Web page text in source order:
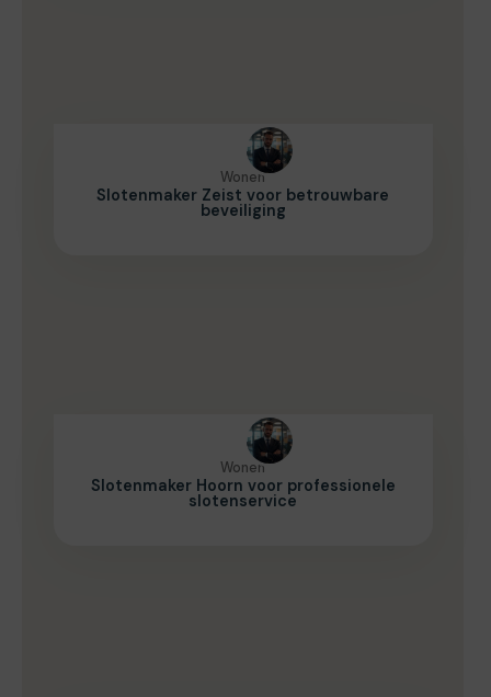
Wonen
Slotenmaker Zeist voor betrouwbare
beveiliging
Wonen
Slotenmaker Hoorn voor professionele
slotenservice